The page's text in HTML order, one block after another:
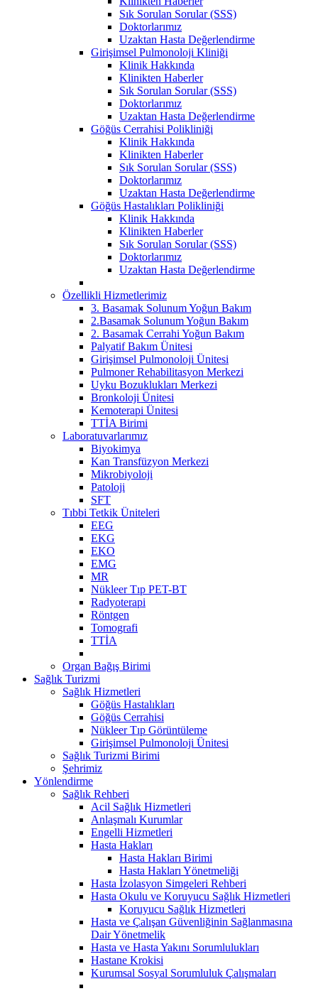
Sık Sorulan Sorular (SSS)
Doktorlarımız
Uzaktan Hasta Değerlendirme
Girişimsel Pulmonoloji Kliniği
Klinik Hakkında
Klinikten Haberler
Sık Sorulan Sorular (SSS)
Doktorlarımız
Uzaktan Hasta Değerlendirme
Göğüs Cerrahisi Polikliniği
Klinik Hakkında
Klinikten Haberler
Sık Sorulan Sorular (SSS)
Doktorlarımız
Uzaktan Hasta Değerlendirme
Göğüs Hastalıkları Polikliniği
Klinik Hakkında
Klinikten Haberler
Sık Sorulan Sorular (SSS)
Doktorlarımız
Uzaktan Hasta Değerlendirme
Özellikli Hizmetlerimiz
3. Basamak Solunum Yoğun Bakım
2.Basamak Solunum Yoğun Bakım
2. Basamak Cerrahi Yoğun Bakım
Palyatif Bakım Ünitesi
Girişimsel Pulmonoloji Ünitesi
Pulmoner Rehabilitasyon Merkezi
Uyku Bozuklukları Merkezi
Bronkoloji Ünitesi
Kemoterapi Ünitesi
TTİA Birimi
Laboratuvarlarımız
Biyokimya
Kan Transfüzyon Merkezi
Mikrobiyoloji
Patoloji
SFT
Tıbbi Tetkik Üniteleri
EEG
EKG
EKO
EMG
MR
Nükleer Tıp PET-BT
Radyoterapi
Röntgen
Tomografi
TTİA
Organ Bağış Birimi
Sağlık Turizmi
Sağlık Hizmetleri
Göğüs Hastalıkları
Göğüs Cerrahisi
Nükleer Tıp Görüntüleme
Girişimsel Pulmonoloji Ünitesi
Sağlık Turizmi Birimi
Şehrimiz
Yönlendirme
Sağlık Rehberi
Acil Sağlık Hizmetleri
Anlaşmalı Kurumlar
Engelli Hizmetleri
Hasta Hakları
Hasta Hakları Birimi
Hasta Hakları Yönetmeliği
Hasta İzolasyon Simgeleri Rehberi
Hasta Okulu ve Koruyucu Sağlık Hizmetleri
Koruyucu Sağlık Hizmetleri
Hasta ve Çalışan Güvenliğinin Sağlanmasına
Dair Yönetmelik
Hasta ve Hasta Yakını Sorumlulukları
Hastane Krokisi
Kurumsal Sosyal Sorumluluk Çalışmaları